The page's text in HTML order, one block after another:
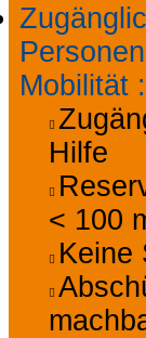
Mobilität :
Hilfe
< 100
Keine